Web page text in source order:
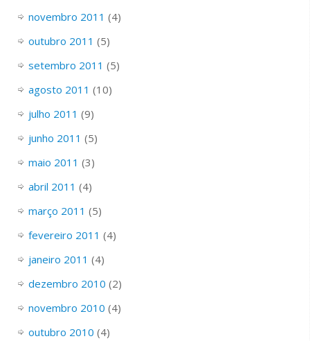
novembro 2011 (4)
outubro 2011 (5)
setembro 2011 (5)
agosto 2011 (10)
julho 2011 (9)
junho 2011 (5)
maio 2011 (3)
abril 2011 (4)
março 2011 (5)
fevereiro 2011 (4)
janeiro 2011 (4)
dezembro 2010 (2)
novembro 2010 (4)
outubro 2010 (4)